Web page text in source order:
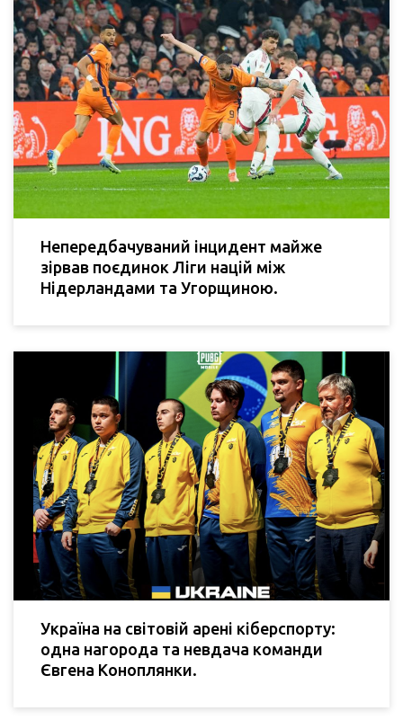
Непередбачуваний інцидент майже
зірвав поєдинок Ліги націй між
Нідерландами та Угорщиною.
Україна на світовій арені кіберспорту:
одна нагорода та невдача команди
Євгена Коноплянки.